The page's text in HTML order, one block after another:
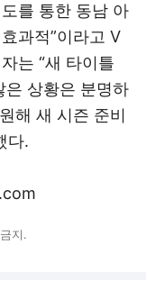
를 통한 동남 아
과적”이라고 V
는 “새 타이틀
은 상황은 분명하
해 새 시즌 준비
다.
지.